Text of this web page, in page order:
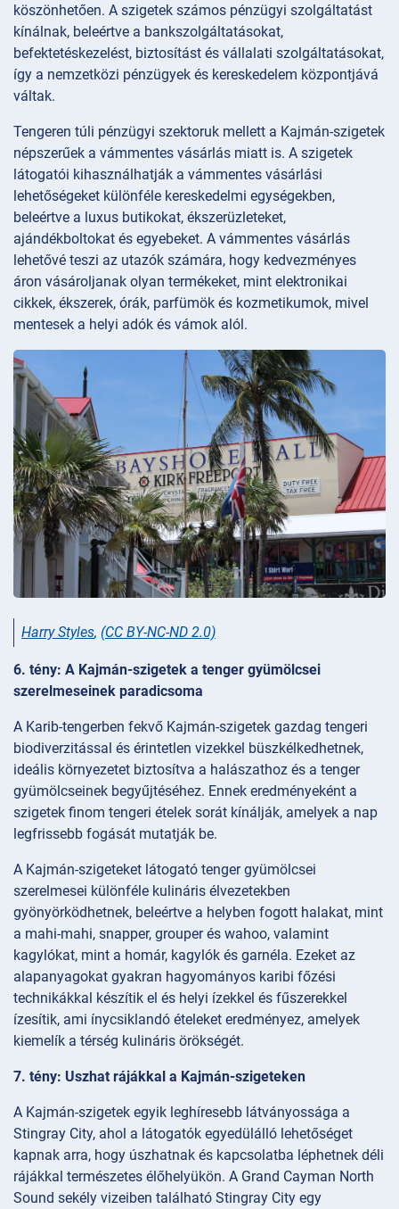
köszönhetően. A szigetek számos pénzügyi szolgáltatást
kínálnak, beleértve a bankszolgáltatásokat,
befektetéskezelést, biztosítást és vállalati szolgáltatásokat,
így a nemzetközi pénzügyek és kereskedelem központjává
váltak.
Tengeren túli pénzügyi szektoruk mellett a Kajmán-szigetek
népszerűek a vámmentes vásárlás miatt is. A szigetek
látogatói kihasználhatják a vámmentes vásárlási
lehetőségeket különféle kereskedelmi egységekben,
beleértve a luxus butikokat, ékszerüzleteket,
ajándékboltokat és egyebeket. A vámmentes vásárlás
lehetővé teszi az utazók számára, hogy kedvezményes
áron vásároljanak olyan termékeket, mint elektronikai
cikkek, ékszerek, órák, parfümök és kozmetikumok, mivel
mentesek a helyi adók és vámok alól.
Harry Styles, (CC BY-NC-ND 2.0)
6. tény: A Kajmán-szigetek a tenger gyümölcsei
szerelmeseinek paradicsoma
A Karib-tengerben fekvő Kajmán-szigetek gazdag tengeri
biodiverzitással és érintetlen vizekkel büszkélkedhetnek,
ideális környezetet biztosítva a halászathoz és a tenger
gyümölcseinek begyűjtéséhez. Ennek eredményeként a
szigetek finom tengeri ételek sorát kínálják, amelyek a nap
legfrissebb fogását mutatják be.
A Kajmán-szigeteket látogató tenger gyümölcsei
szerelmesei különféle kulináris élvezetekben
gyönyörködhetnek, beleértve a helyben fogott halakat, mint
a mahi-mahi, snapper, grouper és wahoo, valamint
kagylókat, mint a homár, kagylók és garnéla. Ezeket az
alapanyagokat gyakran hagyományos karibi főzési
technikákkal készítik el és helyi ízekkel és fűszerekkel
ízesítik, ami ínycsiklandó ételeket eredményez, amelyek
kiemelík a térség kulináris örökségét.
7. tény: Uszhat rájákkal a Kajmán-szigeteken
A Kajmán-szigetek egyik leghíresebb látványossága a
Stingray City, ahol a látogatók egyedülálló lehetőséget
kapnak arra, hogy úszhatnak és kapcsolatba léphetnek déli
rájákkal természetes élőhelyükön. A Grand Cayman North
Sound sekély vizeiben található Stingray City egy